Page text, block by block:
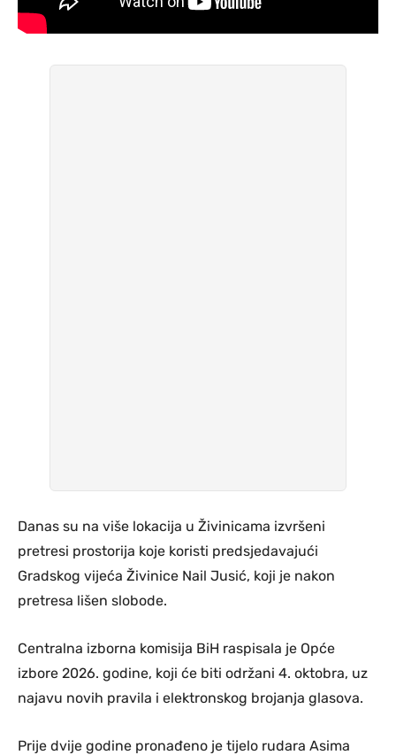
Danas su na više lokacija u Živinicama izvršeni
pretresi prostorija koje koristi predsjedavajući
Gradskog vijeća Živinice Nail Jusić, koji je nakon
pretresa lišen slobode.
Centralna izborna komisija BiH raspisala je Opće
izbore 2026. godine, koji će biti održani 4. oktobra, uz
najavu novih pravila i elektronskog brojanja glasova.
Prije dvije godine pronađeno je tijelo rudara Asima